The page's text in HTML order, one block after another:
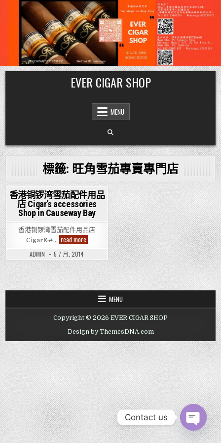
Skip
to
content
EVER CIGAR SHOP
MENU
標籤: 旺角雪茄專賣專門店
Posted
in
香港铜锣湾雪茄配件用品
店 Cigar’s accessories
Shop in Causeway Bay
香港铜锣湾雪茄配件用品店
Cigar&#… read more香
港
锣
湾
雪
茄
配
件
店
Cigar’s
accessories
Shop
in
Causeway
Bay
ADMIN 5 7 月, 2014
MENU
Copyright © 2026 EVER CIGAR SHOP
Design by ThemesDNA.com
Contact us
OPEN